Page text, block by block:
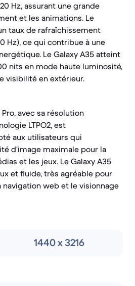
Hz, assurant une grande
et les animations. Le
taux de rafraîchissement
Hz), ce qui contribue à une
Le Galaxy A35 atteint
nits en mode haute luminosité,
visibilité en extérieur.
avec sa résolution
LTPO2, est
aux utilisateurs qui
d'image maximale pour la
et les jeux. Le Galaxy A35
et fluide, très agréable pour
navigation web et le visionnage
1440 x 3216